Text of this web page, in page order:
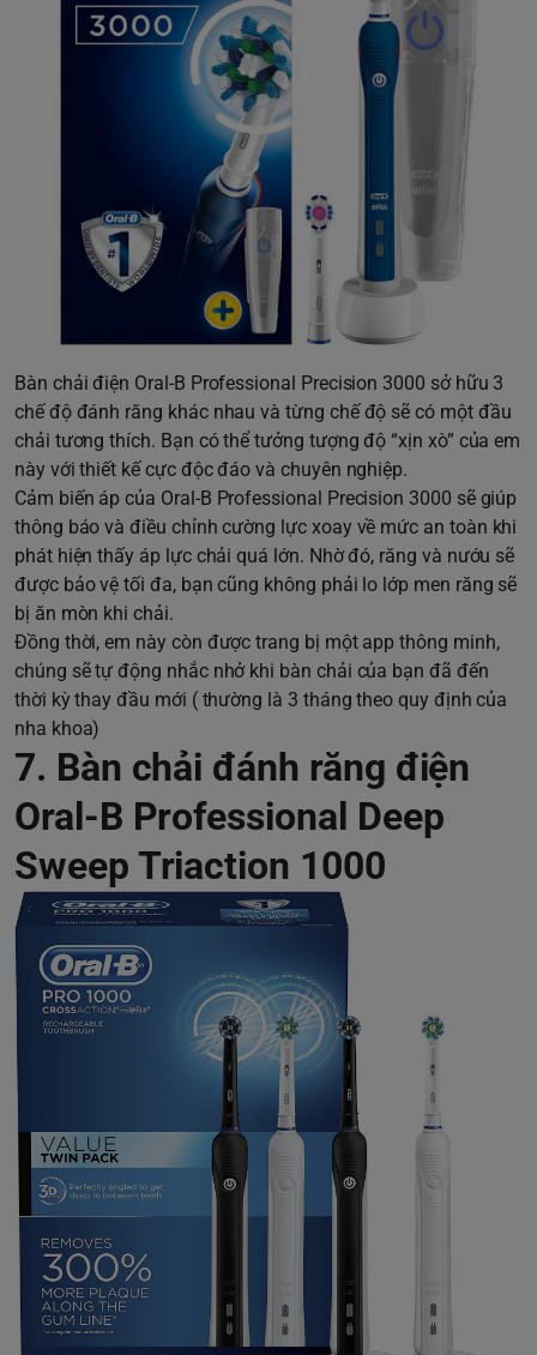
Bàn chải điện Oral-B Professional Precision 3000 sở hữu 3
chế độ đánh răng khác nhau và từng chế độ sẽ có một đầu
chải tương thích. Bạn có thể tưởng tượng độ “xịn xò” của em
này với thiết kế cực độc đáo và chuyên nghiệp.
Cảm biến áp của Oral-B Professional Precision 3000 sẽ giúp
thông báo và điều chỉnh cường lực xoay về mức an toàn khi
phát hiện thấy áp lực chải quá lớn. Nhờ đó, răng và nướu sẽ
được bảo vệ tối đa, bạn cũng không phải lo lớp men răng sẽ
bị ăn mòn khi chải.
Đồng thời, em này còn được trang bị một app thông minh,
chúng sẽ tự động nhắc nhở khi bàn chải của bạn đã đến
thời kỳ thay đầu mới ( thường là 3 tháng theo quy định của
nha khoa)
7. Bàn chải đánh răng điện
Oral-B Professional Deep
Sweep Triaction 1000